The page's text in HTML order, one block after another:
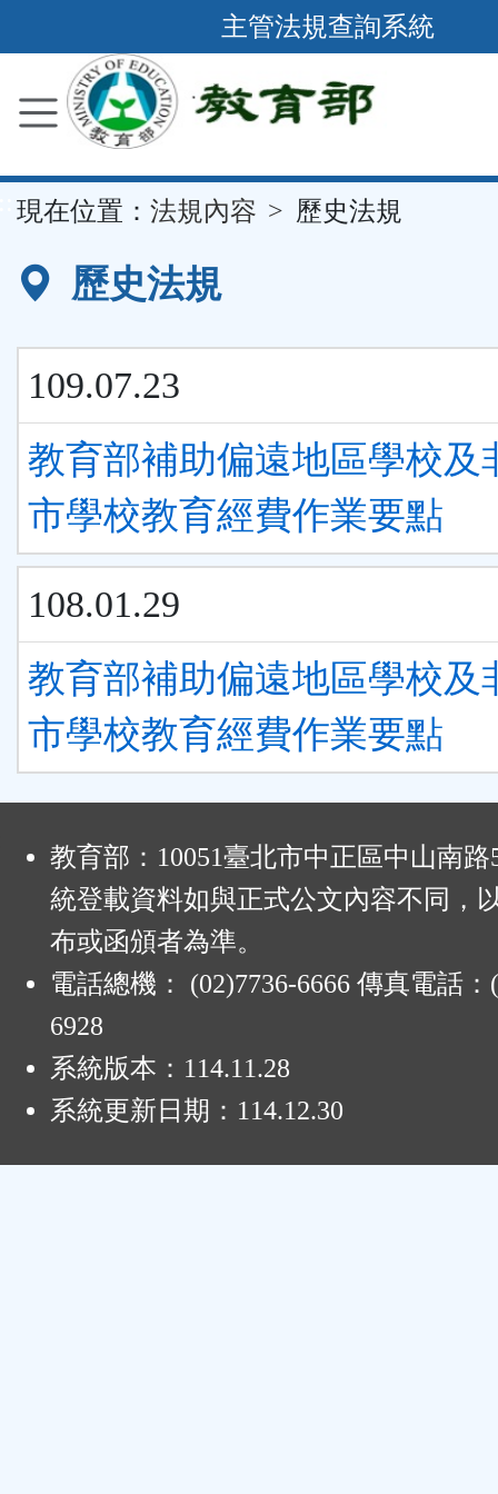
到
要
容
區
主管法規查詢系統
現在位置： 法規內容 歷史法規
歷史法規
109.07.23
教育部補助偏遠地區學校及
市學校教育經費作業要點
108.01.29
教育部補助偏遠地區學校及
市學校教育經費作業要點
教育部：10051臺北市中正區中山南
統登載資料如與正式公文內容不同，
布或函頒者為準。
電話總機： (02)7736-6666 傳真電話：
6928
系統版本： 114.11.28
系統更新日期： 114.12.30